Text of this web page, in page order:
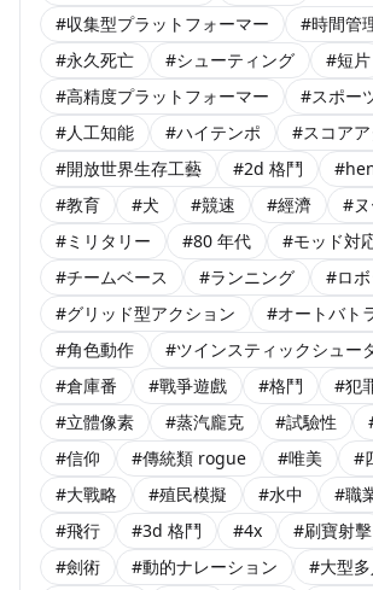
#収集型プラットフォーマー
#時間管
#永久死亡
#シューティング
#短片
#高精度プラットフォーマー
#スポー
#人工知能
#ハイテンポ
#スコア
#開放世界生存工藝
#2d 格鬥
#教育
#犬 #競速 #經濟
#ヌ
#ミリタリー
#80 年代
#モッド対
#チームベース
#ランニング
#ロボ
#グリッド型アクション
#オートバト
#角色動作
#ツインスティックシュー
#倉庫番
#戰爭遊戲 #格鬥
#犯
#立體像素
#蒸汽龐克 #試驗性
#信仰
#傳統類 rogue #唯美
#
#大戰略
#殖民模擬 #水中 #職
#飛行
#3d 格鬥 #4x #刷寶射擊
#劍術
#動的ナレーション
#大型